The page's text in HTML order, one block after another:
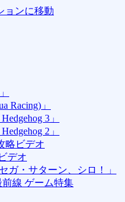
ョンに移動
Racing)」
3」
2」
略ビデオ
デオ
ガ・サターン、シロ！」
線 ゲーム特集